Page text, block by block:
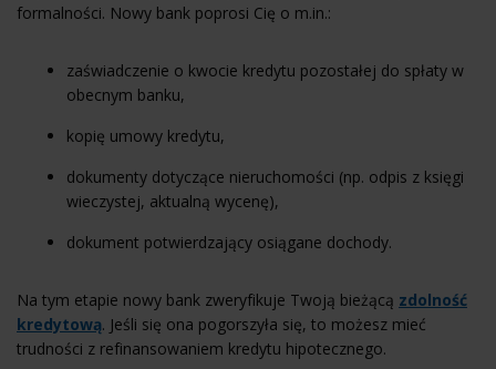
formalności. Nowy bank poprosi Cię o m.in.:
zaświadczenie o kwocie kredytu pozostałej do spłaty w
obecnym banku,
kopię umowy kredytu,
dokumenty dotyczące nieruchomości (np. odpis z księgi
wieczystej, aktualną wycenę),
dokument potwierdzający osiągane dochody.
Na tym etapie nowy bank zweryfikuje Twoją bieżącą zdolność
kredytową. Jeśli się ona pogorszyła się, to możesz mieć
trudności z refinansowaniem kredytu hipotecznego.